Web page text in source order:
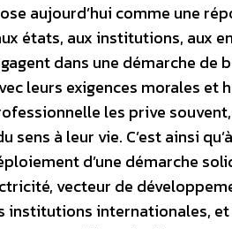
aujourd’hui comme une
états, aux institutions, aux
dans une démarche
leurs exigences morales et
les prive
à leur vie. C’est ainsi
d’une démarche
vecteur de
institutions internationales, et